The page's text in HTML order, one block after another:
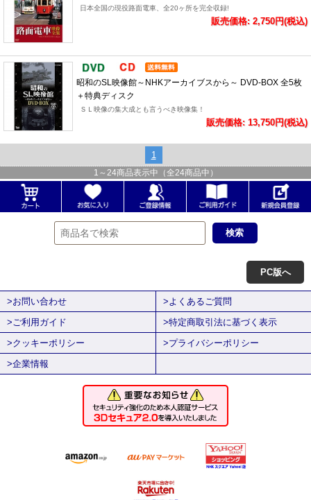
日本全国の現役路面電車、全20ヶ所を完全収録!
販売価格: 2,750円(税込)
昭和のSL映像館～NHKアーカイブスから～ DVD-BOX 全5枚
＋特典ディスク
ＳＬ映像の集大成とも言うべき映像集！
販売価格: 13,750円(税込)
1
1 ～ 24商品表示中（全24商品中）
PC版へ
>お問い合わせ
>よくあるご質問
>ご利用ガイド
>特定商取引法に基づく表示
>クッキーポリシー
>プライバシーポリシー
>企業情報